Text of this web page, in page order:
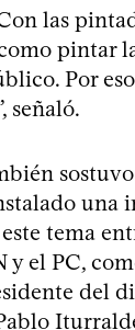
las
pintar
Por
señaló.
una
tema
y el PC,
del